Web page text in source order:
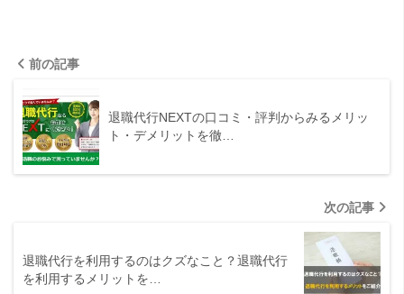
前の記事
退職代行NEXTの口コミ・評判からみるメリッ
ト・デメリットを徹…
次の記事
退職代行を利用するのはクズなこと？退職代行
を利用するメリットを…